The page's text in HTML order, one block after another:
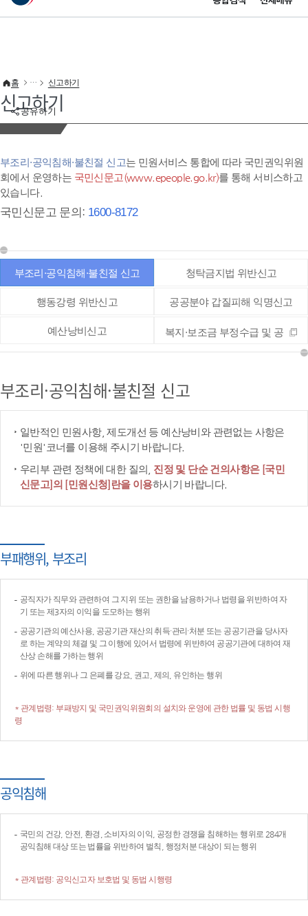
이 누리집은 대한민국 공식 전자정부 누리집입니다.
공유하기
홈 신고하기
신고하기
부조리·공익침해·불친절 신고는 민원서비스 통합에 따라 국민권익위원
회에서 운영하는 국민신문고(www.epeople.go.kr)를 통해 서비스하고
있습니다.
국민신문고 문의: 1600-8172
부조리·공익침해·불친절 신고 청탁금지법 위반신고
행동강령 위반신고 공공분야 갑질피해 익명신고
예산낭비신고 복지·보조금 부정수급 및 공
부조리·공익침해·불친절 신고
일반적인 민원사항, 제도개선 등 예산낭비와 관련없는 사항은
'민원'코너를 이용해 주시기 바랍니다.
우리부 관련 정책에 대한 질의, 진정 및 단순 건의사항은 [국민
신문고]의 [민원신청]란을 이용하시기 바랍니다.
부패행위, 부조리
공직자가 직무와 관련하여 그 지위 또는 권한을 남용하거나 법령을 위반하여 자
기 또는 제3자의 이익을 도모하는 행위
공공기관의 예산사용, 공공기관 재산의 취득·관리·처분 또는 공공기관을 당사자
로 하는 계약의 체결 및 그 이행에 있어서 법령에 위반하여 공공기관에 대하여 재
산상 손해를 가하는 행위
위에 따른 행위나 그 은폐를 강요, 권고, 제의, 유인하는 행위
* 관계법령: 부패방지 및 국민권익위원회의 설치와 운영에 관한 법률 및 동법 시행
령
공익침해
국민의 건강, 안전, 환경, 소비자의 이익, 공정한 경쟁을 침해하는 행위로 284개
공익침해 대상 또는 법률을 위반하여 벌칙, 행정처분 대상이 되는 행위
* 관계법령: 공익신고자 보호법 및 동법 시행령